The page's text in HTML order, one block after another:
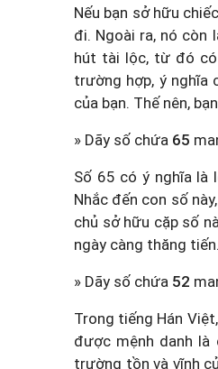
Nếu bạn sở hữu
đi. Ngoài ra, nó còn
hút tài lộc, từ đó có
trường hợp, ý nghĩa
của bạn. Thế nên,
» Dãy số chứa 65
Số 65 có ý nghĩa là
Nhắc đến con số
chủ sở hữu cặp số
ngày càng thăng tiến.
» Dãy số chứa 52
Trong tiếng Hán
được mệnh danh
trường tồn và vĩnh